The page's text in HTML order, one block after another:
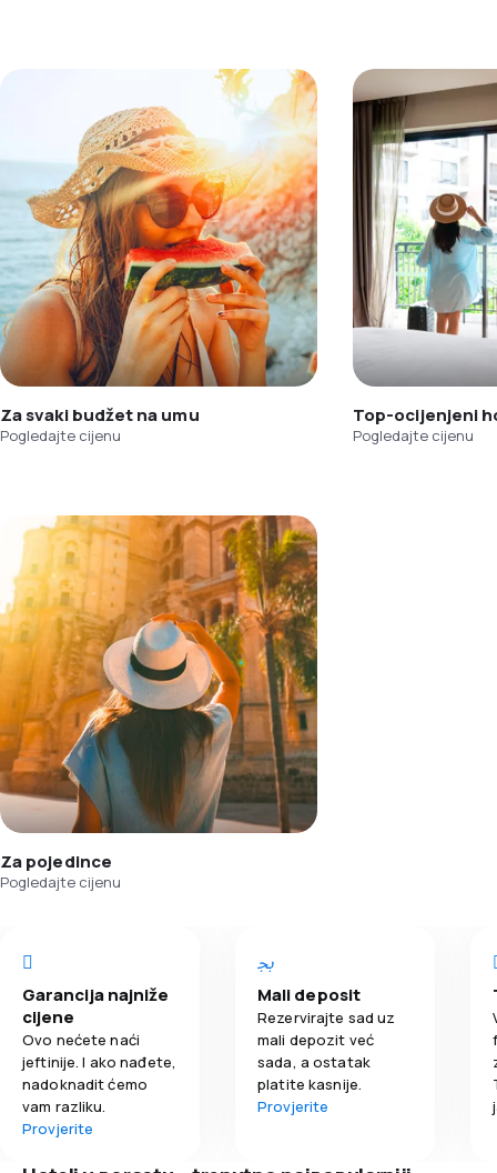
Za svaki budžet na umu
Pogledajte cijenu
Top-ocijenjeni
Pogledajte cijenu
Za pojedince
Pogledajte cijenu
Garancija najniže
cijene
Ovo nećete naći
jeftinije. I ako nađete,
nadoknadit ćemo
vam razliku.
Provjerite
Mali deposit
Rezervirajte sad uz
mali depozit već
sada, a ostatak
platite kasnije.
Provjerite